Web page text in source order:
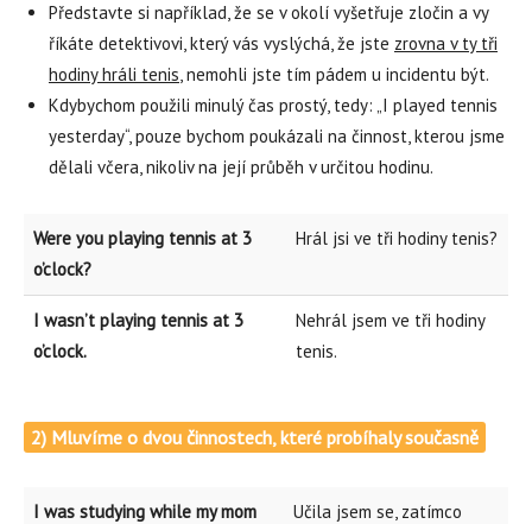
Představte si například, že se v okolí vyšetřuje zločin a vy
říkáte detektivovi, který vás vyslýchá, že jste zrovna v ty tři
hodiny hráli tenis, nemohli jste tím pádem u incidentu být.
Kdybychom použili minulý čas prostý, tedy: „I played tennis
yesterday“, pouze bychom poukázali na činnost, kterou jsme
dělali včera, nikoliv na její průběh v určitou hodinu.
Were you playing tennis at 3
o’clock?
Hrál jsi ve tři hodiny tenis?
I wasn’t playing tennis at 3
o’clock.
Nehrál jsem ve tři hodiny
tenis.
2) Mluvíme o dvou činnostech, které probíhaly současně
I was studying while my mom
Učila jsem se, zatímco